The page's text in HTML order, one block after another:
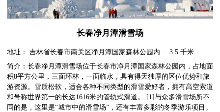
长春净月潭滑雪场
地址： 吉林省长春市南关区净月潭国家森林公园内 · 3.5 千米
简介：长春净月潭滑雪场位于长春市净月潭国家森林公园内，占地面
积8平方公里，三面环林，一面临水，具有得天独厚的区位优势和旅
游资源。雪质松软，适合各种不同类型的滑雪爱好者，拥有高空索道
和号称世界第一的长达1616米的管轨式滑道。 [1]与众多滑雪场所不
同的是，这里是“城市中的滑雪场”，还有丰富多彩的冬季游乐项目。